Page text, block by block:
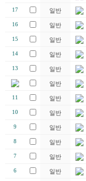
17 일반
16 일반
15 일반
14 일반
13 일반
일반
11 일반
10 일반
9 일반
8 일반
7 일반
6 일반